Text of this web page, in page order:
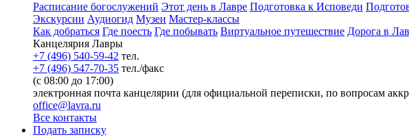
Расписание богослужений Этот день в Лавре Подготовка к Исповеди
Экскурсии Аудиогид Музеи Мастер-классы
Как добраться Где поесть Где побывать Виртуальное путешествие Дорога в
Канцелярия Лавры
+7 (496) 540-59-42 тел.
+7 (496) 547-70-35 тел./факс
(с 08:00 до 17:00)
электронная почта канцелярии (для официальной переписки, по вопросам
office@lavra.ru
Все контакты
Подать записку